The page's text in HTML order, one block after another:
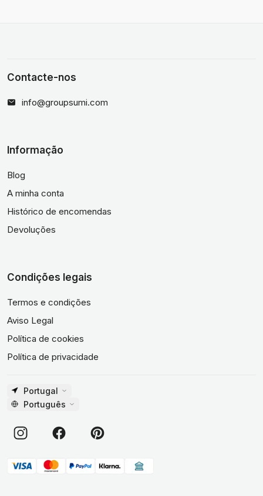
Contacte-nos
info@groupsumi.com
Informação
Blog
A minha conta
Histórico de encomendas
Devoluções
Condições legais
Termos e condições
Aviso Legal
Política de cookies
Política de privacidade
Portugal
Português